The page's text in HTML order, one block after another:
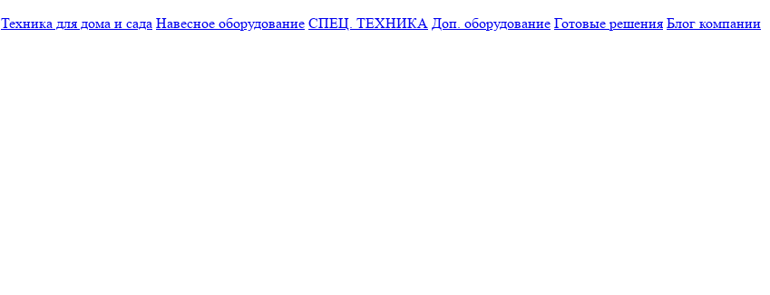
Техника для дома и сада Навесное оборудование СПЕЦ. ТЕХНИКА Доп. оборудование Готовые решения Блог компании